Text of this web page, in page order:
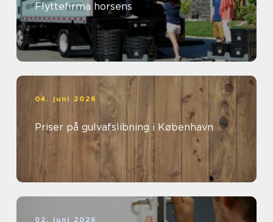
Flyttefirma horsens
04. juni 2026
Priser på gulvafslibning i København
02. juni 2026